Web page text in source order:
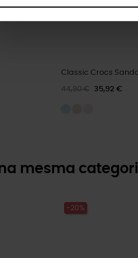
Classic Crocs
44,90 € 35,92 €
mesma
-20%